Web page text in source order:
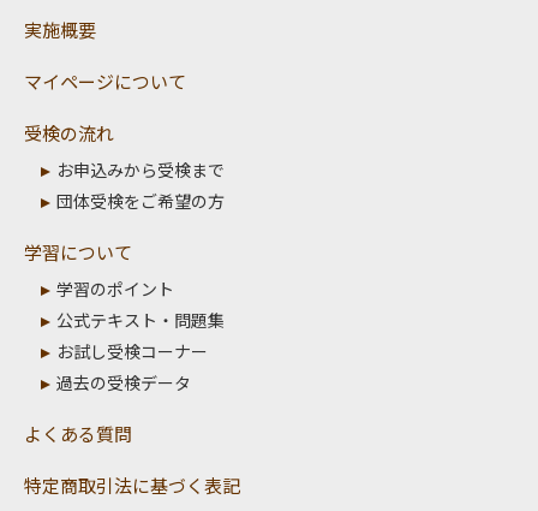
実施概要
マイページについて
受検の流れ
お申込みから受検まで
団体受検をご希望の方
学習について
学習のポイント
公式テキスト・問題集
お試し受検コーナー
過去の受検データ
よくある質問
特定商取引法に基づく表記